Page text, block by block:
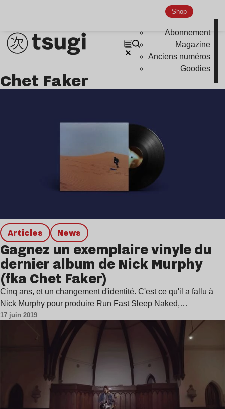
Shop
Abonnement
Magazine
Anciens numéros
Goodies
Chet Faker
Articles news
Gagnez un exemplaire vinyle du
dernier album de Nick Murphy
(fka Chet Faker)
Cinq ans, et un changement d'identité. C'est ce qu'il a fallu à
Nick Murphy pour produire Run Fast Sleep Naked,…
17 juin 2019